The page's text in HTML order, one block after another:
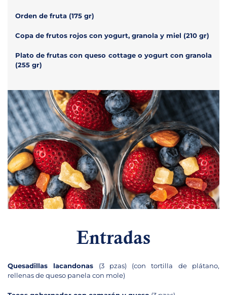
Orden de fruta (175 gr)
Copa de frutos rojos con yogurt, granola y miel (210 gr)
Plato de frutas con queso cottage o yogurt con granola
(255 gr)
Entradas
Quesadillas lacandonas (3 pzas) (con tortilla de plátano,
rellenas de queso panela con mole)